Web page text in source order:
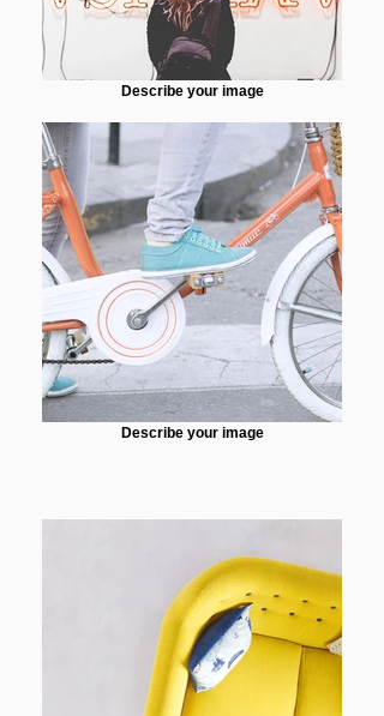
Describe your image
Describe your image